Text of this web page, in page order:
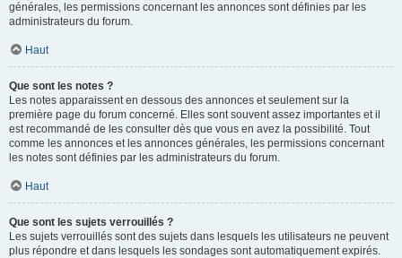
générales, les permissions concernant les annonces sont définies par les
administrateurs du forum.
Haut
Que sont les notes ?
Les notes apparaissent en dessous des annonces et seulement sur la
première page du forum concerné. Elles sont souvent assez importantes et il
est recommandé de les consulter dès que vous en avez la possibilité. Tout
comme les annonces et les annonces générales, les permissions concernant
les notes sont définies par les administrateurs du forum.
Haut
Que sont les sujets verrouillés ?
Les sujets verrouillés sont des sujets dans lesquels les utilisateurs ne peuvent
plus répondre et dans lesquels les sondages sont automatiquement expirés.